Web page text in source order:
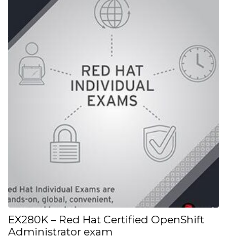
EX280K – Red Hat Certified OpenShift
Administrator exam